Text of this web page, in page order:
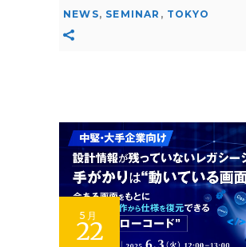
NEWS, SEMINAR , TOKYO
5月
22